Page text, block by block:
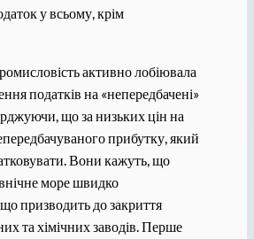
у всьому, крім
активно лобіювала
податків на «непередбачені»
що за низьких цін на
прибутку, який
Вони кажуть, що
море швидко
призводить до закриття
та хімічних заводів. Перше